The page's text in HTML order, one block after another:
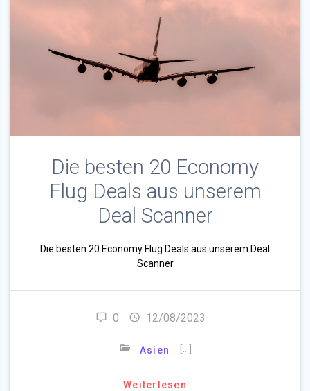
Die besten 20 Economy
Flug Deals aus unserem
Deal Scanner
Die besten 20 Economy Flug Deals aus unserem Deal
Scanner
0 12/08/2023
Asien […]
Weiterlesen